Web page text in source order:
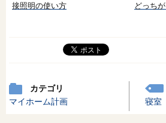
接照明の使い方
どっちが
カテゴリ
マイホーム計画
寝室